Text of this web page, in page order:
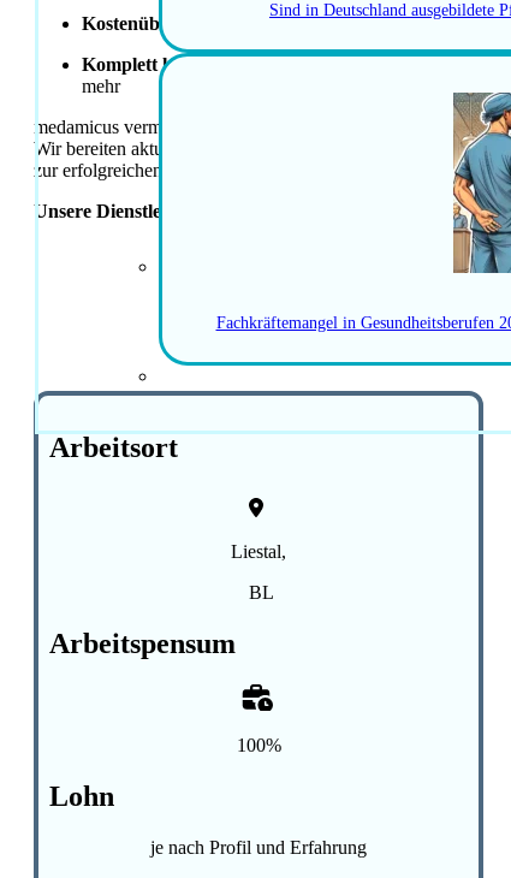
Sind in Deutschland ausgebildete
Fachkräftemangel in Gesundheitsberufen
Kostenübernahme
MEBEKO-Anerkennungoder
Komplett kostenloser Relocation-Service
: Hilfe bei
mehr
medamicus vermittelt qualifizierte Fachpersonen direkt in
Wir bereiten aktuelle Stellen strukturiert auf und unterstützen
zur erfolgreichen Vermittlung. Das Gehaltsband basiert auf
Unsere Dienstleistungen sind für Kandidatinnen und
JETZT
Arbeitsort
Liestal,
BL
Arbeitspensum
100%
Lohn
je nach Profil und Erfahrung